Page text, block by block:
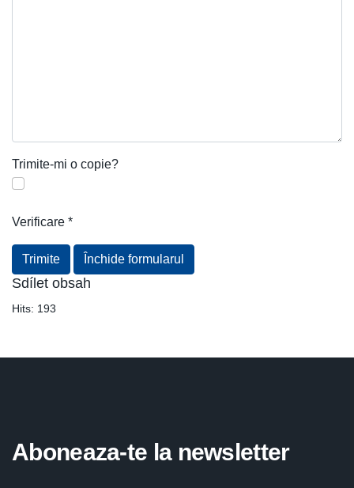
Trimite-mi o copie?
Verificare *
Trimite Închide formularul
Sdílet obsah
Hits: 193
Aboneaza-te la newsletter